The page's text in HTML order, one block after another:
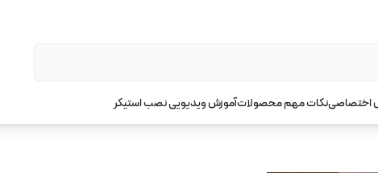
اختصاصینکات مهم محصولاتآموزش ویدیویی نصب استیکر